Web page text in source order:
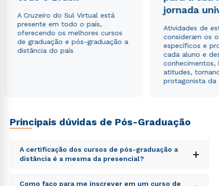
A Cruzeiro do Sul Virtual está
presente em todo o país,
oferecendo os melhores cursos
de graduação e pós-graduação a
distância do país
jornada
Atividades de
consideram os
específicos e
cada aluno e
conhecimentos,
atitudes,
protagonista da
Principais dúvidas de Pós-Graduação
A certificação dos cursos de pós-graduação a
distância é a mesma da presencial?
+
Sed ut perspiciatis unde omnis iste natus error sit
Como faço para me inscrever em um curso de
Rápido e fácil